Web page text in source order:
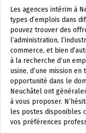
Les agences intérim à
types d’emplois dans
pouvez trouver des
l’administration,
commerce, et bien
à la recherche d’un
usine, d’une mission en
opportunité dans le
Neuchâtel ont
à vous proposer.
les postes disponibles
vos préférences